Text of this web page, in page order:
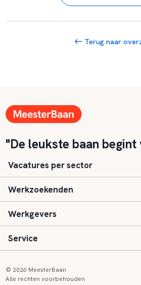
Terug naar
"De leukste baan
Vacatures per sector
Basisonderwijs
Speciaal (basis) onderwijs
Voortgezet onderwijs
Werkzoekenden
Aanmelden
Vacatures
Werkgevers
Inloggen
Service
© 2026 MeesterBaan
Alle rechten voorbehouden